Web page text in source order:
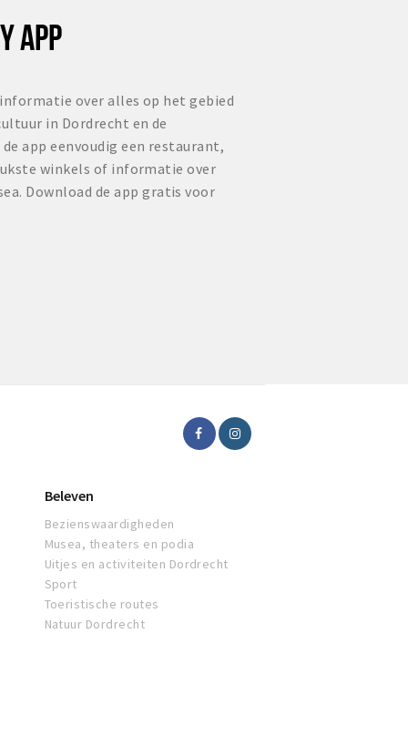
APP
over alles op het gebied
in Dordrecht en de
app eenvoudig een restaurant,
winkels of informatie over
Download de app gratis voor
Beleven
Bezienswaardigheden
Musea, theaters en podia
Uitjes en activiteiten Dordrecht
Sport
Toeristische routes
Natuur Dordrecht